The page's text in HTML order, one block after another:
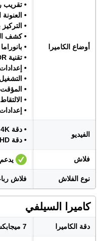
أوضاع الكاميرا
• تقريب
•
•
• كشف
• بانوراما
• تقنية HDR
• إعدادات ISO
•
• المؤقت
•
•
الفيديو
• دقة 2160P 4K
• دقة 1080P FHD
فلاش يدعم
نوع الفلاش فلاش
كاميرا السيلفي
دقة الكاميرا 7 ميجابكسل